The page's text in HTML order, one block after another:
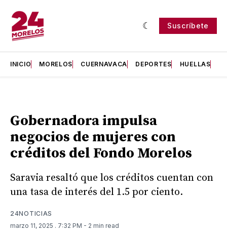
Suscríbete
INICIO MORELOS CUERNAVACA DEPORTES HUELLAS
Gobernadora impulsa
negocios de mujeres con
créditos del Fondo Morelos
Saravia resaltó que los créditos cuentan con
una tasa de interés del 1.5 por ciento.
24NOTICIAS
marzo 11, 2025 . 7:32 PM - 2 min read